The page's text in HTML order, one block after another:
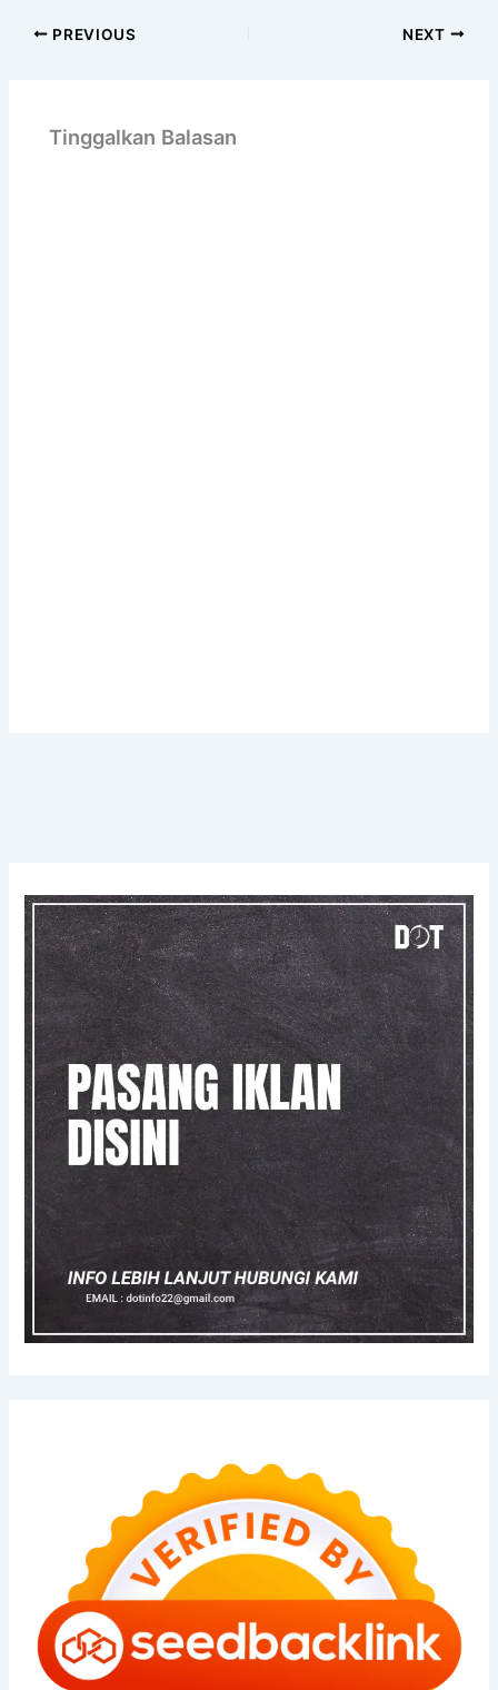
PREVIOUS NEXT
Tinggalkan Balasan